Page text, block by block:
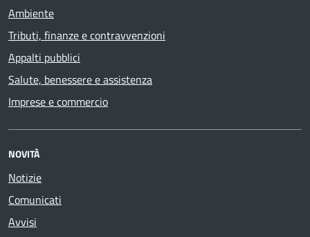
Ambiente
Tributi, finanze e contravvenzioni
Appalti pubblici
Salute, benessere e assistenza
Imprese e commercio
NOVITÀ
Notizie
Comunicati
Avvisi